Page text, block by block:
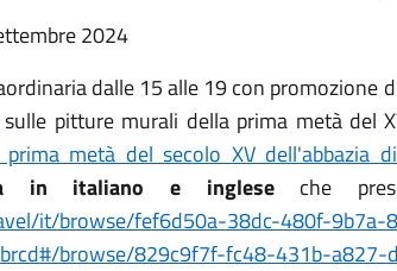
2024
dalle 15 alle 19 con promozione
pitture murali della prima metà del
metà del secolo XV dell'abbazia
in italiano e ingleseche
it/browse/fef6d50a-38dc-480f-9b7a-
browse/829c9f7f-fc48-431b-